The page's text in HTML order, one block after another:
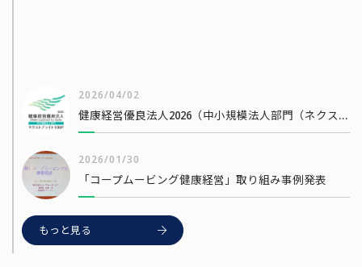
2026/04/02
健康経営優良法人2026（中小規模法人部門（ネクストブライト1000））
2026/01/30
「コープムービング健康経営」取り組み事例発表
もっと見る